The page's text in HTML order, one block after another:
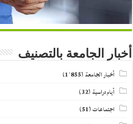
أخبار الجامعة بالتصنيف
أخبار الجامعة (1٬855)
أيام دراسية (32)
اجتماعات(51)